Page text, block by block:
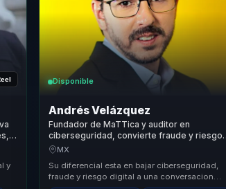
y
Disponible
Andrés Velázquez
Fundador de MaTTica y auditor en
ciberseguridad, convierte fraude y riesgo
digital en decisiones ejecutivas y estrategia
MX
Su diferencial esta en bajar ciberseguridad,
fraude y riesgo digital a una conversacion